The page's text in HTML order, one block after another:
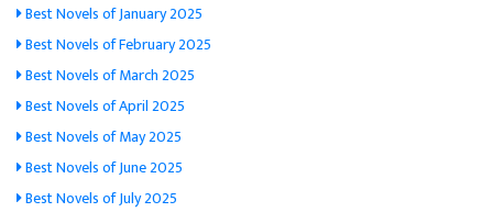
Best Novels of January 2025
Best Novels of February 2025
Best Novels of March 2025
Best Novels of April 2025
Best Novels of May 2025
Best Novels of June 2025
Best Novels of July 2025